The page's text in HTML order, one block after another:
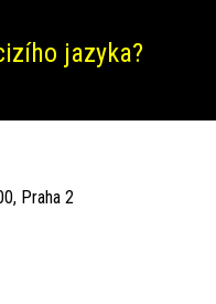
jazyka?
Praha 2